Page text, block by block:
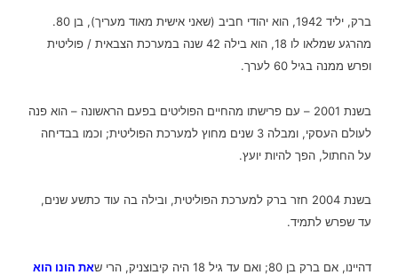
ברק, יליד 1942,
הוא יהודי חביב (שאני אישית מאוד מעריך), בן 80.
מהרגע שמלאו לו 18, הוא בילה 42 שנה במערכת הצבאית / פוליטית
ופרש ממנה בגיל 60 לערך.
בשנת 2001 – עם פרישתו מהחיים הפוליטים בפעם הראשונה – הוא פנה
לעולם העסקי, ומבלה 3 שנים מחוץ למערכת הפוליטית; וכמו בבדיחה
על החתול, הפך להיות יועץ.
בשנת 2004 חזר ברק למערכת הפוליטית, ובילה בה עוד כתשע שנים,
עד שפרש לתמיד.
דהיינו, אם ברק בן 80; ואם עד גיל 18 היה קיבוצניק, הרי ש
את הונו הוא